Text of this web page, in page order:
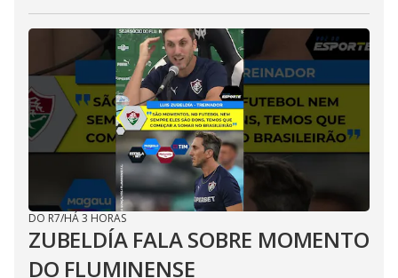
DO R7/HÁ 3 HORAS
ZUBELDÍA FALA SOBRE MOMENTO
DO FLUMINENSE